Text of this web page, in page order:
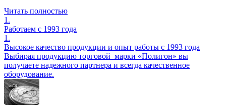
Читать полностью
1.
Работаем с 1993 года
1.
Высокое качество продукции и опыт работы с 1993 года
Выбирая продукцию торговой марки «Полигон» вы
получаете надежного партнера и всегда качественное
оборудование.